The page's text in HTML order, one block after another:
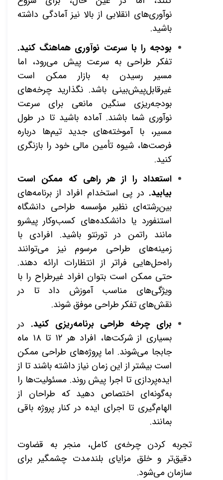
نوآوری‌های انقلابی از بالا نیز آمادگی داشته
باشید.
بودجه را با سرعت نوآوری هماهنگ کنید.
تفکر طراحی به سرعت پیش می‌رود، اما
مسیر رسیدن به بازار ممکن است
غیرقابل‌پیش‌بینی باشد. نگذارید چرخه‌های
بودجه‌ریزی سنگین مانعی برای سرعت
نوآوری شما باشند. آماده باشید تا در طول
مسیر، با آموخته‌های جدید تیم‌ها درباره
فرصت‌ها، شیوه تأمین مالی خود را بازنگری
کنید.
استعداد را از هر راهی که ممکن است
بیابید. در پی استخدام افراد از برنامه‌های
بین‌رشته‌ای نظیر مؤسسه طراحی دانشگاه
استنفورد یا دانشکده‌های کسب‌وکار پیشرو
مانند راتمن در تورنتو باشید. افرادی با
زمینه‌های طراحی مرسوم نیز می‌توانند
راه‌حل‌هایی فراتر از انتظارات ارائه دهند.
حتی ممکن است بتوان افراد غیرطراح را با
ویژگی‌های مناسب آموزش داد تا در
نقش‌های تفکر طراحی موفق شوند.
برای چرخه طراحی برنامه‌ریزی کنید. در
بسیاری از شرکت‌ها، افراد هر ۱۲ تا ۱۸ ماه
جابجا می‌شوند. اما پروژه‌های طراحی ممکن
است بیشتر از این زمان نیاز داشته باشند تا از
ایده‌پردازی تا اجرا پیش روند. مسئولیت‌ها را
به‌گونه‌ای اختصاص دهید که طراحان از
الهام‌گیری تا اجرای ایده در کنار پروژه باقی
بمانند.
تجربه‌ کردن چرخه‌ی کامل، منجر به قضاوت
دقیق‌تر و خلق مزایای بلندمدت چشمگیر برای
سازمان می‌شود.